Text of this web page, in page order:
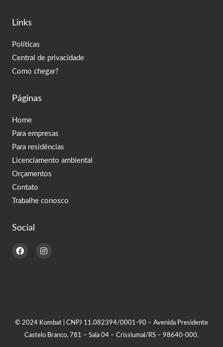
Social
F
a
I
n
Páginas
Home
Para empresas
Para residências
Licenciamento ambiental
Orçamentos
Contato
Trabalhe conosco
Links
Políticas
Central de privacidade
Como chegar?
© 2024 Kombat | CNPJ 11.082394/0001-90 – Avenida Presidente
Castelo Branco, 781 – Sala 04 – Crissiumal/RS – 98640-000.